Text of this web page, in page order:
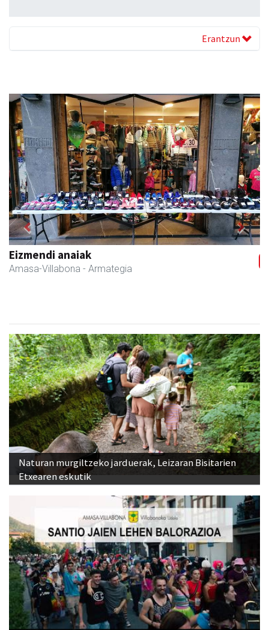
Erantzun
Amasa kafetegia
Amasa-Villabona - Gozotegiak
Previous Next
Naturan murgiltzeko jarduerak, Leizaran Bisitarien
Etxearen eskutik